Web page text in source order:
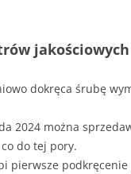
dokręca śrubę
2024 można
do tej pory.
pierwsze podkręcenie